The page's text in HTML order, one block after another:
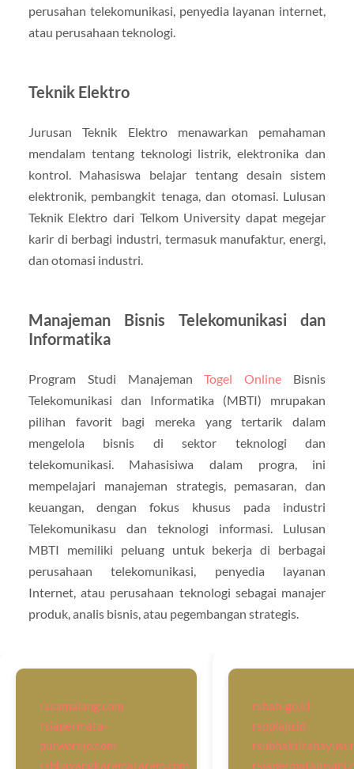
perusahan telekomunikasi, penyedia layanan internet,
atau perusahaan teknologi.
Teknik Elektro
Jurusan Teknik Elektro menawarkan pemahaman
mendalam tentang teknologi listrik, elektronika dan
kontrol. Mahasiswa belajar tentang desain sistem
elektronik, pembangkit tenaga, dan otomasi. Lulusan
Teknik Elektro dari Telkom University dapat megejar
karir di berbagi industri, termasuk manufaktur, energi,
dan otomasi industri.
Manajeman Bisnis Telekomunikasi dan
Informatika
Program Studi ManajemanTogel Online Bisnis
Telekomunikasi dan Informatika (MBTI) mrupakan
pilihan favorit bagi mereka yang tertarik dalam
mengelola bisnis di sektor teknologi dan
telekomunikasi. Mahasisiwa dalam progra, ini
mempelajari manajeman strategis, pemasaran, dan
keuangan, dengan fokus khusus pada industri
Telekomunikasu dan teknologi informasi. Lulusan
MBTI memiliki peluang untuk bekerja di berbagai
perusahaan telekomunikasi, penyedia layanan
Internet, atau perusahaan teknologi sebagai manajer
produk, analis bisnis, atau pegembangan strategis.
rssamalang.com
rsiapermata-
purworejo.com
rsbhayangkaramataram.com
rshah-go.id
rspplaju.id